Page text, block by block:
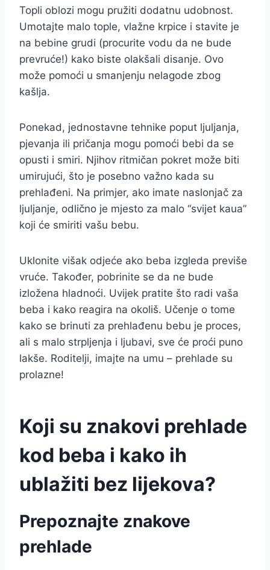
Topli oblozi mogu pružiti dodatnu udobnost.
Umotajte malo tople, vlažne krpice i stavite je
na bebine grudi (procurite vodu da ne bude
prevruće!) kako biste olakšali disanje. Ovo
može pomoći u smanjenju nelagode zbog
kašlja.
Ponekad, jednostavne tehnike poput ljuljanja,
pjevanja ili pričanja mogu pomoći bebi da se
opusti i smiri. Njihov ritmičan pokret može biti
umirujući, što je posebno važno kada su
prehlađeni. Na primjer, ako imate naslonjač za
ljuljanje, odlično je mjesto za malo “svijet kaua”
koji će smiriti vašu bebu.
Uklonite višak odjeće ako beba izgleda previše
vruće. Također, pobrinite se da ne bude
izložena hladnoći. Uvijek pratite što radi vaša
beba i kako reagira na okoliš. Učenje o tome
kako se brinuti za prehlađenu bebu je proces,
ali s malo strpljenja i ljubavi, sve će proći puno
lakše. Roditelji, imajte na umu – prehlade su
prolazne!
Koji su znakovi prehlade
kod beba i kako ih
ublažiti bez lijekova?
Prepoznajte znakove
prehlade